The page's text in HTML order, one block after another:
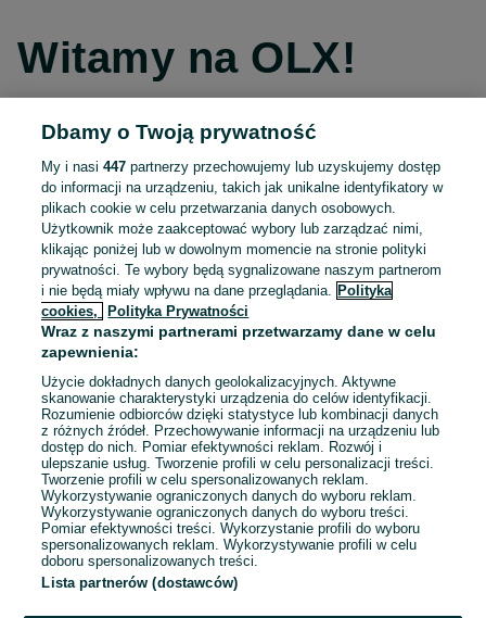
Witamy na OLX!
Kontynuuj przez Facebooka
Kontynuuj przez konto Apple
Kontynuuj przez konto Google
LUB
E-mail
Hasło
Dbamy o Twoją prywatność
My i nasi447 partnerzy przechowujemy lub uzyskujemy dostęp
do informacji na urządzeniu, takich jak unikalne identyfikatory w
plikach cookie w celu przetwarzania danych osobowych.
Użytkownik może zaakceptować wybory lub zarządzać nimi,
klikając poniżej lub w dowolnym momencie na stronie polityki
prywatności. Te wybory będą sygnalizowane naszym partnerom
i nie będą miały wpływu na dane przeglądania.
Polityka
cookies,
Polityka Prywatności
Wraz z naszymi partnerami przetwarzamy dane w celu
zapewnienia:
Użycie dokładnych danych geolokalizacyjnych. Aktywne
skanowanie charakterystyki urządzenia do celów identyfikacji.
Rozumienie odbiorców dzięki statystyce lub kombinacji danych
z różnych źródeł. Przechowywanie informacji na urządzeniu lub
dostęp do nich. Pomiar efektywności reklam. Rozwój i
ulepszanie usług. Tworzenie profili w celu personalizacji treści.
Tworzenie profili w celu spersonalizowanych reklam.
Wykorzystywanie ograniczonych danych do wyboru reklam.
Wykorzystywanie ograniczonych danych do wyboru treści.
Pomiar efektywności treści. Wykorzystanie profili do wyboru
spersonalizowanych reklam. Wykorzystywanie profili w celu
doboru spersonalizowanych treści.
Lista partnerów (dostawców)